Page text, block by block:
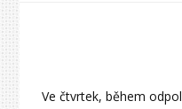
Ve čtvrtek, během